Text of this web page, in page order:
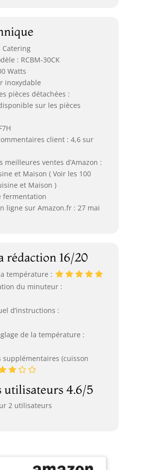
Catering
: RCBM-30CK
Watts
inoxydable
pièces détachées :
sur les pièces
client : 4,6 sur
meilleures ventes d’Amazon :
et Maison ( Voir les 100
et Maison )
fermentation
ligne sur Amazon.fr : 27 mai
rédaction 16/20
température :
du minuteur :
d’instructions :
de la température :
supplémentaires (cuisson
utilisateurs 4.6/5
2 utilisateurs